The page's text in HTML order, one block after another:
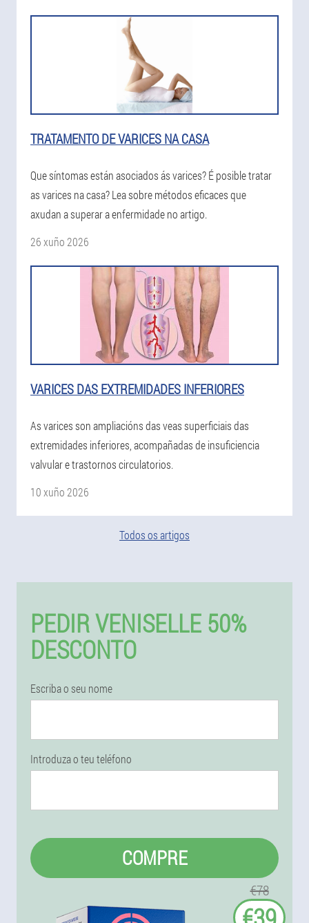
TRATAMENTO DE VARICES NA CASA
Que síntomas están asociados ás varices? É posible tratar
as varices na casa? Lea sobre métodos eficaces que
axudan a superar a enfermidade no artigo.
26 xuño 2026
VARICES DAS EXTREMIDADES INFERIORES
As varices son ampliacións das veas superficiais das
extremidades inferiores, acompañadas de insuficiencia
valvular e trastornos circulatorios.
10 xuño 2026
Todos os artigos
PEDIR VENISELLE 50%
DESCONTO
Escriba o seu nome
Introduza o teu teléfono
COMPRE
€78